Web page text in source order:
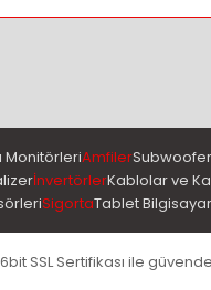
MonitörleriAmfiler
İnvertörlerKablolar ve
SigortaTablet Bilgisayar
SSL Sertifikası ile